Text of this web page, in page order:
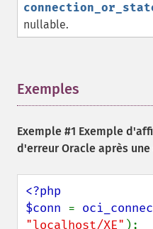
nullable.
Exemples
Exemple #1 Exemple
d'erreur Oracle après
<?php
$conn =
"localhost/XE" );